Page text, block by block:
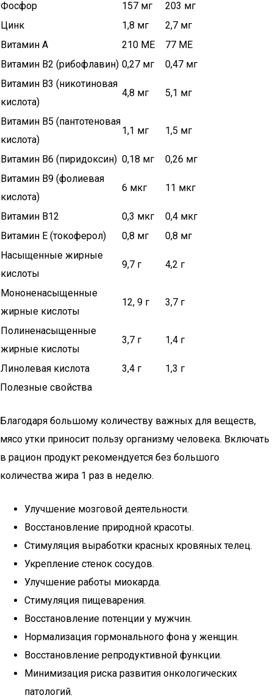
Фосфор 157 мг
203 мг
Цинк
1,8 мг
2,7 мг
Витамин А
210 МЕ
77 МЕ
Витамин В2 (рибофлавин) 0,27 мг
0,47 мг
Витамин В3 (никотиновая
кислота)
4,8 мг 5,1 мг
Витамин В5 (пантотеновая
кислота)
1,1 мг 1,5 мг
Витамин В6 (пиридоксин) 0,18 мг
0,26 мг
Витамин В9 (фолиевая
кислота)
6 мкг 11 мкг
Витамин В12 0,3 мкг
0,4 мкг
Витамин Е (токоферол)
0,8 мг
0,8 мг
Насыщенные жирные
кислоты
9,7 г 4,2 г
Мононенасыщенные
жирные кислоты
12, 9 г 3,7 г
Полиненасыщенные
жирные кислоты
3,7 г 1,4 г
Линолевая кислота 3,4 г
1,3 г
Полезные свойства
Благодаря большому количеству важных для веществ,
мясо утки приносит пользу организму человека. Включать
в рацион продукт рекомендуется без большого
количества жира 1 раз в неделю.
Улучшение мозговой деятельности.
Восстановление природной красоты.
Стимуляция выработки красных кровяных телец.
Укрепление стенок сосудов.
Улучшение работы миокарда.
Стимуляция пищеварения.
Восстановление потенции у мужчин.
Нормализация гормонального фона у женщин.
Восстановление репродуктивной функции.
Минимизация риска развития онкологических
патологий.